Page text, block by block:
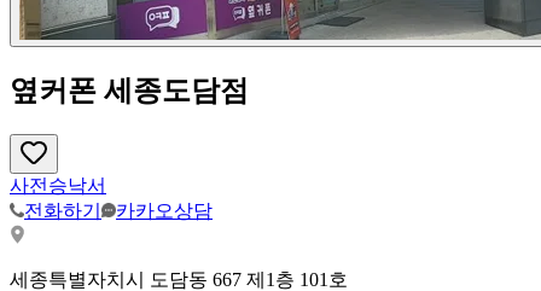
옆커폰 세종도담점
사전승낙서
전화하기
카카오상담
세종특별자치시 도담동 667 제1층 101호